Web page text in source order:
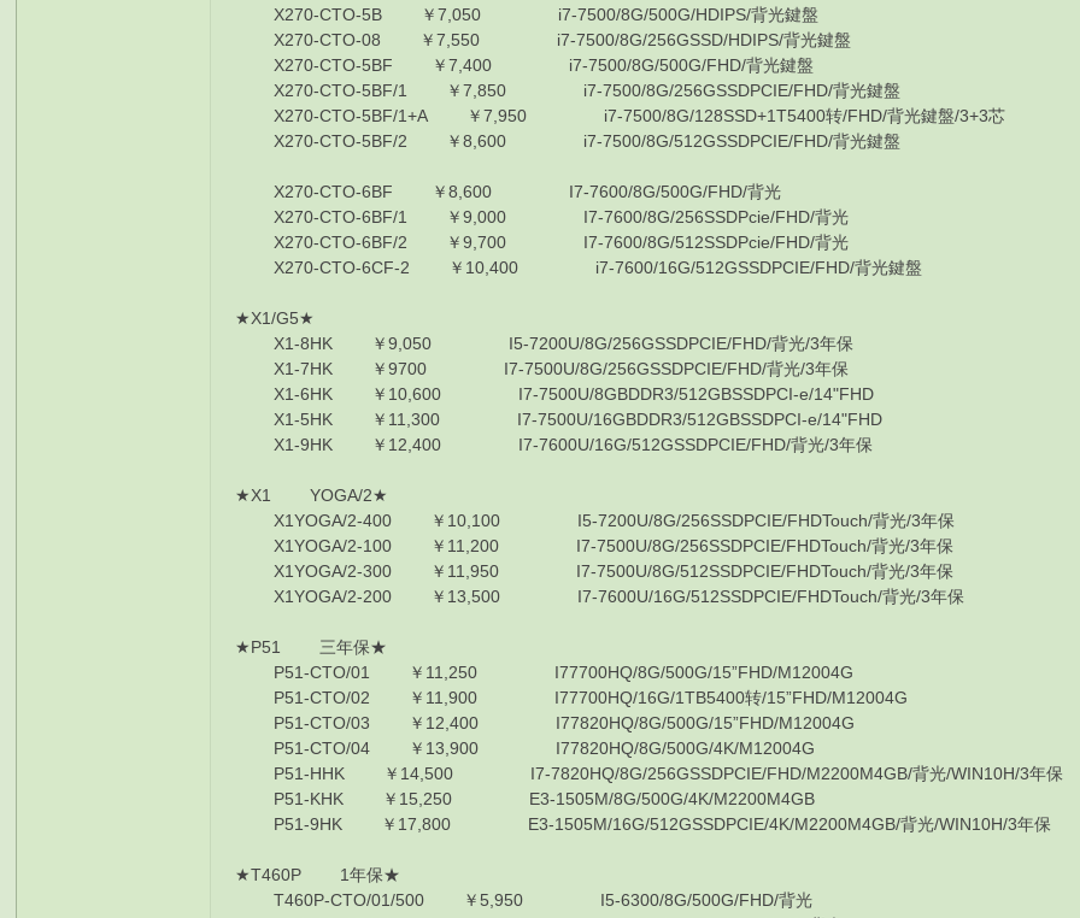
X270-CTO-5B ￥7,050 i7-7500/8G/500G/HDIPS/背光鍵盤
X270-CTO-08 ￥7,550 i7-7500/8G/256GSSD/HDIPS/背光鍵盤
X270-CTO-5BF ￥7,400 i7-7500/8G/500G/FHD/背光鍵盤
X270-CTO-5BF/1 ￥7,850 i7-7500/8G/256GSSDPCIE/FHD/背光鍵盤
X270-CTO-5BF/1+A ￥7,950 i7-7500/8G/128SSD+1T5400转/FHD/背光鍵盤/3+3芯
X270-CTO-5BF/2 ￥8,600 i7-7500/8G/512GSSDPCIE/FHD/背光鍵盤
X270-CTO-6BF ￥8,600 I7-7600/8G/500G/FHD/背光
X270-CTO-6BF/1 ￥9,000 I7-7600/8G/256SSDPcie/FHD/背光
X270-CTO-6BF/2 ￥9,700 I7-7600/8G/512SSDPcie/FHD/背光
X270-CTO-6CF-2 ￥10,400 i7-7600/16G/512GSSDPCIE/FHD/背光鍵盤
★X1/G5★
X1-8HK ￥9,050 I5-7200U/8G/256GSSDPCIE/FHD/背光/3年保
X1-7HK ￥9700 I7-7500U/8G/256GSSDPCIE/FHD/背光/3年保
X1-6HK ￥10,600 I7-7500U/8GBDDR3/512GBSSDPCI-e/14"FHD
X1-5HK ￥11,300 I7-7500U/16GBDDR3/512GBSSDPCI-e/14"FHD
X1-9HK ￥12,400 I7-7600U/16G/512GSSDPCIE/FHD/背光/3年保
★X1 YOGA/2★
X1YOGA/2-400 ￥10,100 I5-7200U/8G/256SSDPCIE/FHDTouch/背光/3年保
X1YOGA/2-100 ￥11,200 I7-7500U/8G/256SSDPCIE/FHDTouch/背光/3年保
X1YOGA/2-300 ￥11,950 I7-7500U/8G/512SSDPCIE/FHDTouch/背光/3年保
X1YOGA/2-200 ￥13,500 I7-7600U/16G/512SSDPCIE/FHDTouch/背光/3年保
★P51 三年保★
P51-CTO/01 ￥11,250 I77700HQ/8G/500G/15”FHD/M12004G
P51-CTO/02 ￥11,900 I77700HQ/16G/1TB5400转/15”FHD/M12004G
P51-CTO/03 ￥12,400 I77820HQ/8G/500G/15”FHD/M12004G
P51-CTO/04 ￥13,900 I77820HQ/8G/500G/4K/M12004G
P51-HHK ￥14,500 I7-7820HQ/8G/256GSSDPCIE/FHD/M2200M4GB/背光/WIN10H/3
P51-KHK ￥15,250 E3-1505M/8G/500G/4K/M2200M4GB
P51-9HK ￥17,800 E3-1505M/16G/512GSSDPCIE/4K/M2200M4GB/背光/WIN10H/3年
★T460P 1年保★
T460P-CTO/01/500 ￥5,950 I5-6300/8G/500G/FHD/背光